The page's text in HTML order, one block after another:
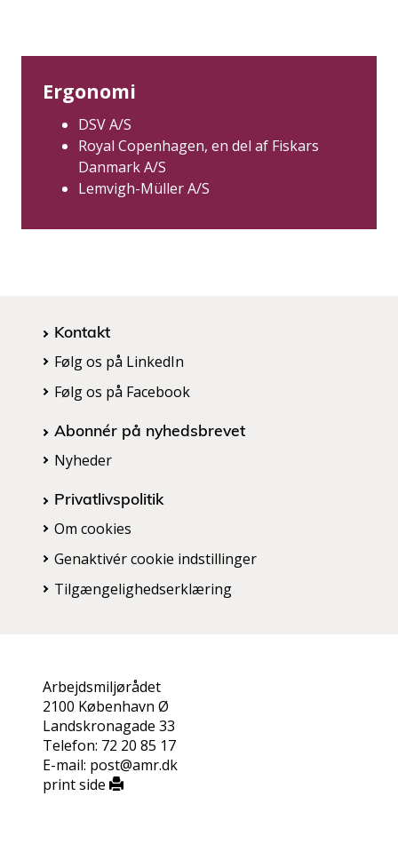
Ergonomi
DSV A/S
Royal Copenhagen, en del af Fiskars
Danmark A/S
Lemvigh-Müller A/S
Kontakt
Følg os på LinkedIn
Følg os på Facebook
Abonnér på nyhedsbrevet
Nyheder
Privatlivspolitik
Om cookies
Genaktivér cookie indstillinger
Tilgængelighedserklæring
Arbejdsmiljørådet
2100 København Ø
Landskronagade 33
Telefon: 72 20 85 17
E-mail: post@amr.dk
print side